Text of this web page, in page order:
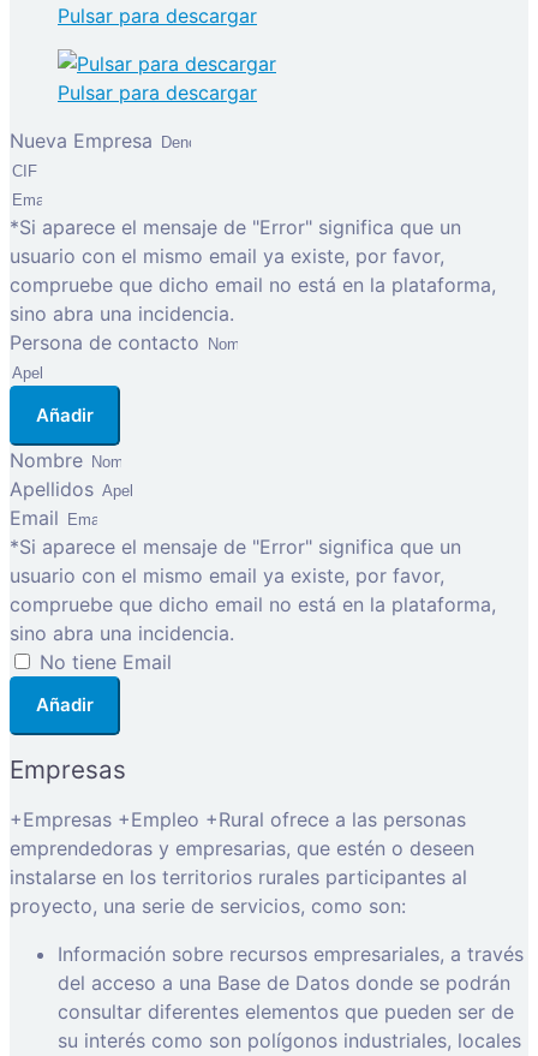
Pulsar para descargar
Pulsar para descargar
Nueva Empresa
*Si aparece el mensaje de "Error" significa que un
usuario con el mismo email ya existe, por favor,
compruebe que dicho email no está en la plataforma,
sino abra una incidencia.
Persona de contacto
Añadir
Nombre
Apellidos
Email
*Si aparece el mensaje de "Error" significa que un
usuario con el mismo email ya existe, por favor,
compruebe que dicho email no está en la plataforma,
sino abra una incidencia.
No tiene Email
Añadir
Empresas
+Empresas +Empleo +Rural ofrece a las personas
emprendedoras y empresarias, que estén o deseen
instalarse en los territorios rurales participantes al
proyecto, una serie de servicios, como son:
Información sobre recursos empresariales, a través
del acceso a una Base de Datos donde se podrán
consultar diferentes elementos que pueden ser de
su interés como son polígonos industriales, locales